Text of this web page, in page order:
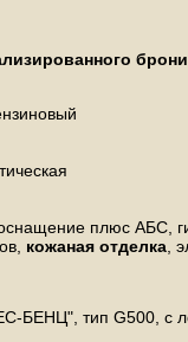
плюс АБС,
кожаная отделка ,
БЕНЦ", тип G500, с